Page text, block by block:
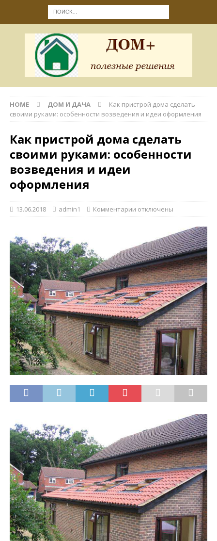
HOME ДОМ И ДАЧА
Как пристрой дома сделать
своими руками: особенности возведения и идеи оформления
Как пристрой дома сделать
своими руками: особенности
возведения и идеи
оформления
13.06.2018 admin1 Комментарии отключены